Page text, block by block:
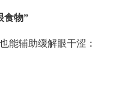
食物”
能辅助缓解眼干涩：